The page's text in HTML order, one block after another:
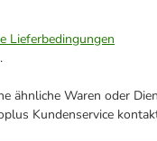
Lieferbedingungen
Waren oder
Kundenservice